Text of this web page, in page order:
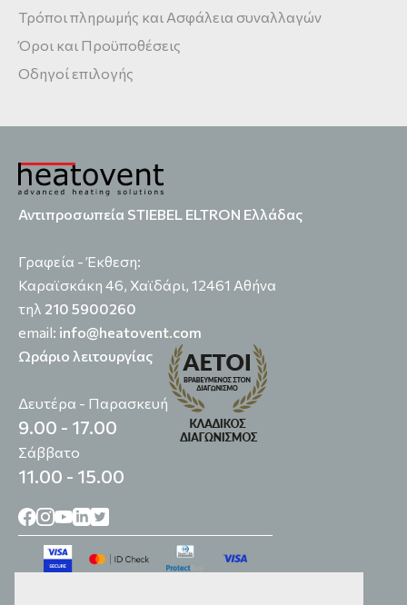
Τρόποι πληρωμής και Ασφάλεια συναλλαγών
Όροι και Προϋποθέσεις
Οδηγοί επιλογής
Αντιπροσωπεία STIEBEL ELTRON Ελλάδας
Γραφεία - Έκθεση:
Καραϊσκάκη 46, Χαϊδάρι, 12461 Αθήνα
τηλ 210 5900260
email: info@heatovent.com
Ωράριο λειτουργίας
Δευτέρα - Παρασκευή
9.00 - 17.00
Σάββατο
11.00 - 15.00